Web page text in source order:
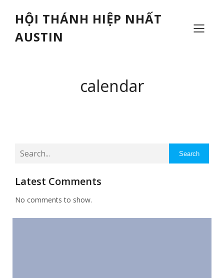
HỘI THÁNH HIỆP NHẤT
AUSTIN
calendar
Search
Latest Comments
No comments to show.